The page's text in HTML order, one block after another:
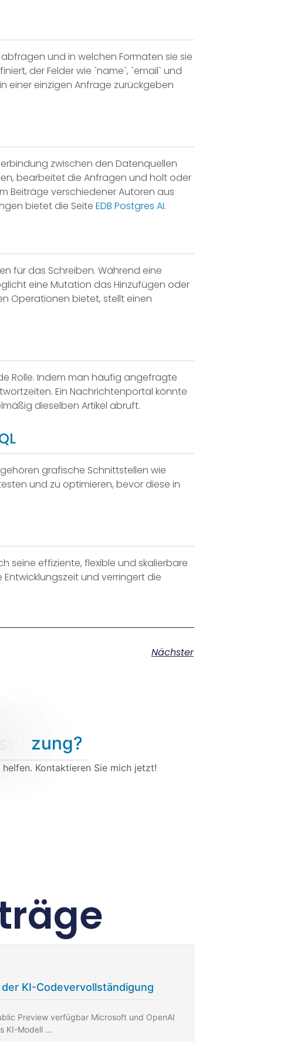
und in welchen Formaten sie sie
der Felder wie `name`, `email` und
einer einzigen Anfrage zurückgeben
zwischen den Datenquellen
bearbeitet die Anfragen und holt oder
Beiträge verschiedener Autoren aus
bietet die Seite EDB Postgres AI.
für das Schreiben. Während eine
eine Mutation das Hinzufügen oder
Operationen bietet, stellt einen
Rolle. Indem man häufig angefragte
Ein Nachrichtenportal könnte
dieselben Artikel abruft.
grafische Schnittstellen wie
und zu optimieren, bevor diese in
seine effiziente, flexible und skalierbare
und verringert die
Nächster
zung?
Kontaktieren Sie mich jetzt!
KI-Codevervollständigung
Preview verfügbar Microsoft und OpenAI
KI-Modell …